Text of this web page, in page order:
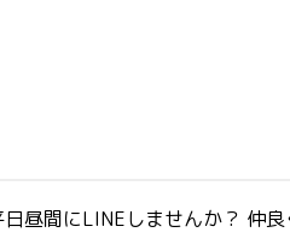
昼間にLINEしませんか？ 仲良